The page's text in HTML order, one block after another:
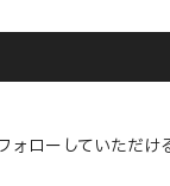
ローしていただ